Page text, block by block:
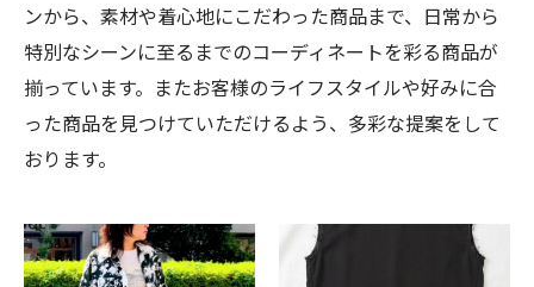
ンから、素材や着心地にこだわった商品まで、日常から
特別なシーンに至るまでのコーディネートを彩る商品が
揃っています。またお客様のライフスタイルや好みに合
った商品を見つけていただけるよう、多彩な提案をして
おります。